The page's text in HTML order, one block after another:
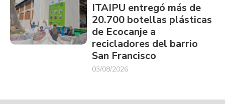
ITAIPU entregó más de
20.700 botellas plásticas
de Ecocanje a
recicladores del barrio
San Francisco
03/08/2026